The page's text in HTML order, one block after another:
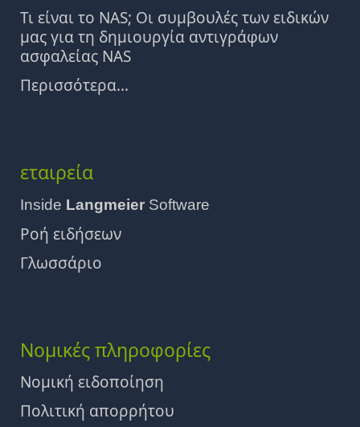
Τι είναι το NAS; Οι συμβουλές των ειδικών
μας για τη δημιουργία αντιγράφων
ασφαλείας NAS
Περισσότερα...
εταιρεία
Inside Langmeier Software
Ροή ειδήσεων
Γλωσσάριο
Νομικές πληροφορίες
Νομική ειδοποίηση
Πολιτική απορρήτου